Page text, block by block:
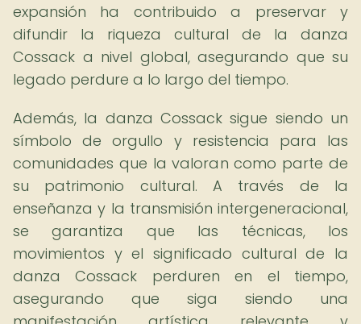
expansión ha contribuido a preservar y
difundir la riqueza cultural de la danza
Cossack a nivel global, asegurando que su
legado perdure a lo largo del tiempo.
Además, la danza Cossack sigue siendo un
símbolo de orgullo y resistencia para las
comunidades que la valoran como parte de
su patrimonio cultural. A través de la
enseñanza y la transmisión intergeneracional,
se garantiza que las técnicas, los
movimientos y el significado cultural de la
danza Cossack perduren en el tiempo,
asegurando que siga siendo una